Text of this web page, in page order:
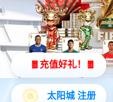
矿用本安型键盘